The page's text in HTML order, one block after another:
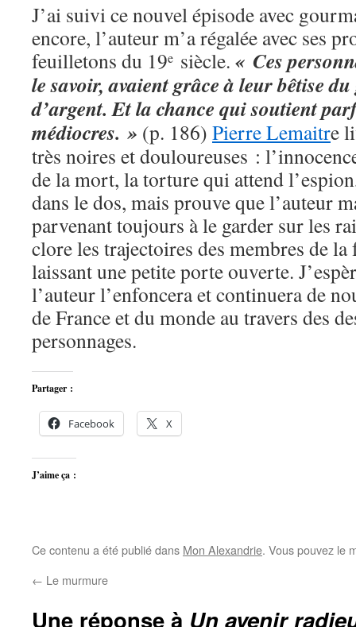
J’ai suivi ce nouvel épisode avec
encore, l’auteur m’a régalée avec ses
feuilletons du 19e siècle. « Ces
le savoir, avaient grâce à leur bêtise
d’argent. Et la chance qui soutient
médiocres. » (p. 186) Pierre Lemaitre
très noires et douloureuses :
de la mort, la torture qui attend
dans le dos, mais prouve que l’auteur
parvenant toujours à le garder sur les
clore les trajectoires des membres de
laissant une petite porte ouverte.
l’auteur l’enfoncera et continuera de
de France et du monde au travers des
personnages.
Partager :
Facebook X
J’aime ça :
Ce contenu a été publié dans Mon Alexandrie. Vous pouvez le
← Le murmure
Une réponse à Un avenir